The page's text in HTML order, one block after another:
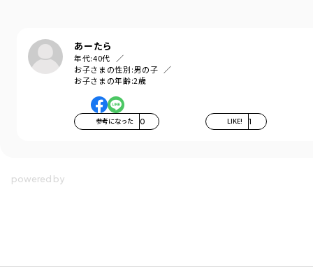
あーたら
年代:40代
お子さまの性別:男の子
お子さまの年齢:2歳
参考になった 0 LIKE! 1